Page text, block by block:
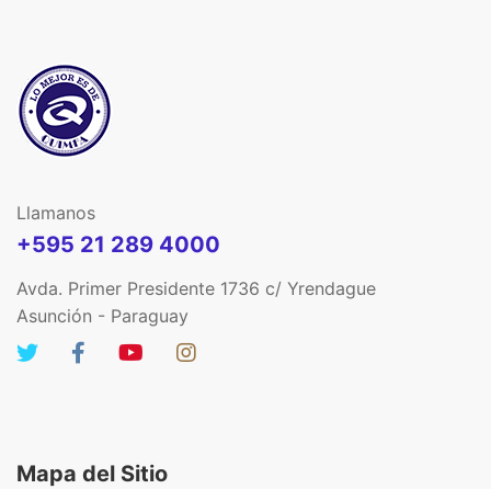
Llamanos
+595 21 289 4000
Avda. Primer Presidente 1736 c/ Yrendague
Asunción - Paraguay
Mapa del Sitio